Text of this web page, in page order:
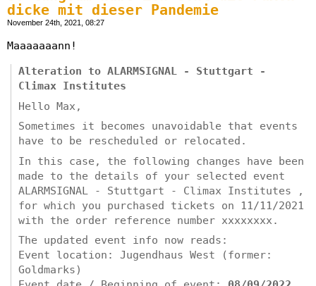
dicke mit dieser Pandemie
November 24th, 2021, 08:27
Maaaaaaann!
Alteration to ALARMSIGNAL - Stuttgart -
Climax Institutes
Hello Max,
Sometimes it becomes unavoidable that events
have to be rescheduled or relocated.
In this case, the following changes have been
made to the details of your selected event
ALARMSIGNAL - Stuttgart - Climax Institutes ,
for which you purchased tickets on 11/11/2021
with the order reference number xxxxxxxx.
The updated event info now reads:
Event location: Jugendhaus West (former:
Goldmarks)